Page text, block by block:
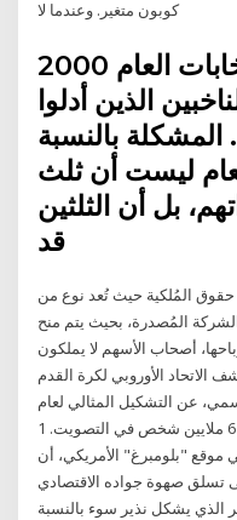
كوبون متغير. وعندما لا
لماذا التصويت؟ في انتخابات العام 2000
الذين أدلوا
بالمئة. المشكلة بالنسبة
ليست أن ثلث
بل أن الثلثين
قد
المُلكية حيث تُعد نوع من
المُصدرة، بحيث يتم منح
أصحاب الأسهم لا يملكون
الأوروبي لكرة القدم
عن التشكيل المثالي لعام
2020، بعد مشاركة أكثر من 6 ملايين شخص في التصويت. 1 day ago ·
"بلومبرغ" الأمريكي، أن
تسلق صهوة جواده الاقتصادي
الذي يشكل نذير سوء بالنسبة